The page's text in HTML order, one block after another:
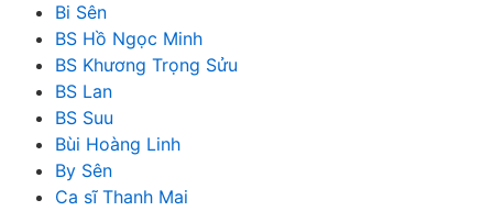
Bi Sên
BS Hồ Ngọc Minh
BS Khương Trọng Sửu
BS Lan
BS Suu
Bùi Hoàng Linh
By Sên
Ca sĩ Thanh Mai